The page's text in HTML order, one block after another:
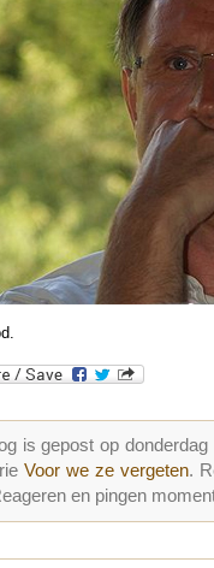
is gepost op
Voor we ze vergeten.
en pingen